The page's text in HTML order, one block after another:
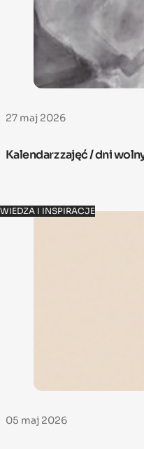
27 maj 2026
Kalendarz zajęć / dni
WIEDZA I INSPIRACJE
05 maj 2026